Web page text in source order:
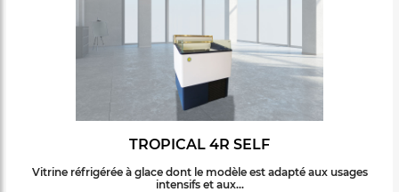
TROPICAL 4R SELF
Vitrine réfrigérée à glace dont le modèle est adapté aux usages
intensifs et aux...